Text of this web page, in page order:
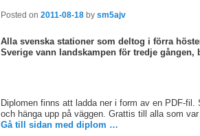
Posted on 2011-08-18 by sm5ajv
Alla svenska stationer som deltog i förra
Sverige vann landskampen för tredje
Diplomen finns att ladda ner i form av en PDF-
och hänga upp på väggen. Grattis till alla som
Gå till sidan med diplom …